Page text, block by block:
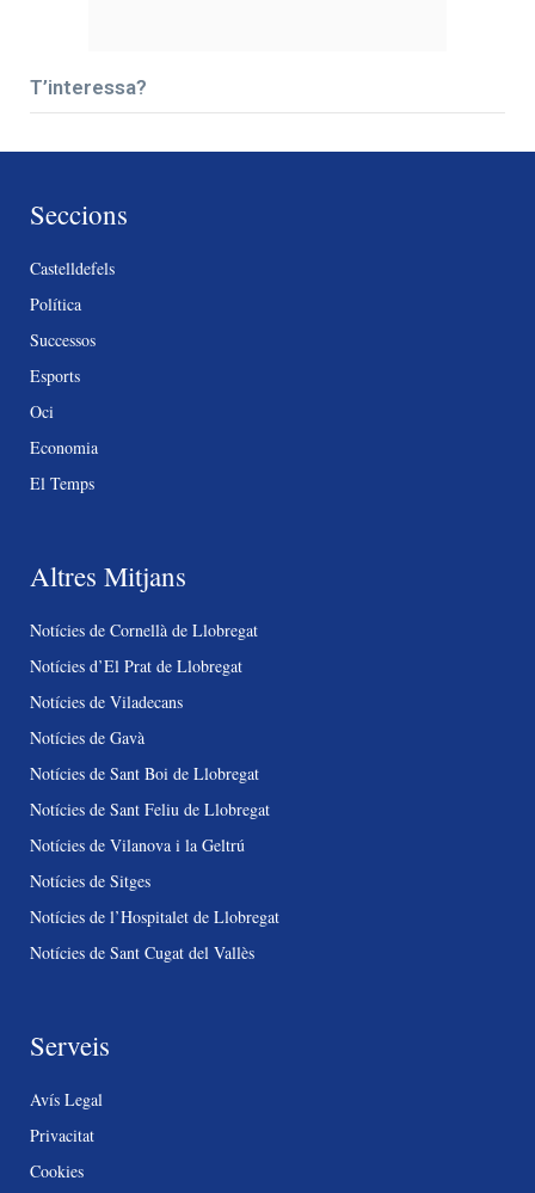
T’interessa?
Seccions
Castelldefels
Política
Successos
Esports
Oci
Economia
El Temps
Altres Mitjans
Notícies de Cornellà de Llobregat
Notícies d’El Prat de Llobregat
Notícies de Viladecans
Notícies de Gavà
Notícies de Sant Boi de Llobregat
Notícies de Sant Feliu de Llobregat
Notícies de Vilanova i la Geltrú
Notícies de Sitges
Notícies de l’Hospitalet de Llobregat
Notícies de Sant Cugat del Vallès
Serveis
Avís Legal
Privacitat
Cookies